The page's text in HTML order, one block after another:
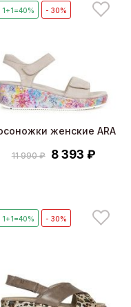
1+1=40% - 30%
женские ARA
11 990 ₽ 8 393 ₽
1+1=40% - 30%